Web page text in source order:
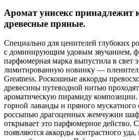
Аромат унисекс принадлежит
древесные пряные.
Специально для ценителей глубоких
с доминирующим удовым звучанием,
парфюмерная марка выпустила в свет
лимитированную новинку —
Greatness. Роскошные аккорды
древесины путеводной нитью
ароматическую пирамиду
горной лаванды и пряного мускатного
россыпью драгоценных жемчужин
открывает это парфюмерное действо.
появляются аккорды контрастного уда,